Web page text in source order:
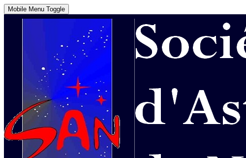
Mobile Menu Toggle